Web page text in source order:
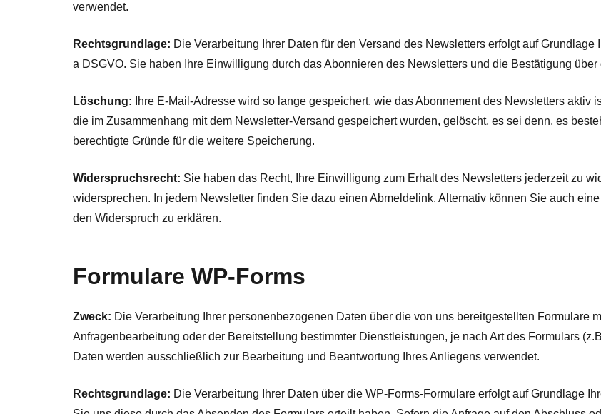
verwendet.
Rechtsgrundlage: Die Verarbeitung Ihrer Daten für den Versand des Newsletters erfolgt auf
a DSGVO. Sie haben Ihre Einwilligung durch das Abonnieren des Newsletters und die Bestätigung
Löschung: Ihre E-Mail-Adresse wird so lange gespeichert, wie das Abonnement des Newsletters aktiv
die im Zusammenhang mit dem Newsletter-Versand gespeichert wurden, gelöscht, es sei denn, es
berechtigte Gründe für die weitere Speicherung.
Widerspruchsrecht: Sie haben das Recht, Ihre Einwilligung zum Erhalt des Newsletters jederzeit zu
widersprechen. In jedem Newsletter finden Sie dazu einen Abmeldelink. Alternativ können Sie auch
den Widerspruch zu erklären.
Formulare WP-Forms
Zweck: Die Verarbeitung Ihrer personenbezogenen Daten über die von uns bereitgestellten Formulare
Anfragenbearbeitung oder der Bereitstellung bestimmter Dienstleistungen, je nach Art des Formulars
Daten werden ausschließlich zur Bearbeitung und Beantwortung Ihres Anliegens verwendet.
Rechtsgrundlage: Die Verarbeitung Ihrer Daten über die WP-Forms-Formulare erfolgt auf Grundlage